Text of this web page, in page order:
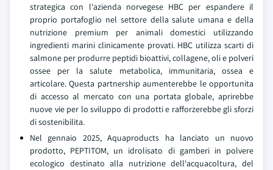
strategica con l'azienda norvegese HBC per espandere il
proprio portafoglio nel settore della salute umana e della
nutrizione premium per animali domestici utilizzando
ingredienti marini clinicamente provati. HBC utilizza scarti di
salmone per produrre peptidi bioattivi, collagene, oli e polveri
ossee per la salute metabolica, immunitaria, ossea e
articolare. Questa partnership aumenterebbe le opportunita
di accesso al mercato con una portata globale, aprirebbe
nuove vie per lo sviluppo di prodotti e rafforzerebbe gli sforzi
di sostenibilita.
Nel gennaio 2025, Aquaproducts ha lanciato un nuovo
prodotto, PEPTITOM, un idrolisato di gamberi in polvere
ecologico destinato alla nutrizione dell'acquacoltura, del